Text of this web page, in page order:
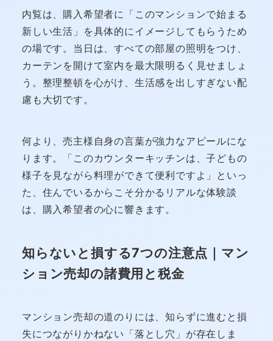
内覧は、購入希望者に「このマンションで始まる
新しい生活」を具体的にイメージしてもらうため
の場です。当日は、すべての部屋の照明をつけ、
カーテンを開けて室内を最大限明るく見せましょ
う。整理整頓を心がけ、生活感を出しすぎない配
慮も大切です。
何より、売主様自身の言葉が強力なアピールにな
ります。「このカウンターキッチンは、子どもの
様子を見ながら料理ができて便利ですよ」といっ
た、住んでいるからこそ分かるリアルな体験談
は、購入希望者の心に響きます。
知らないと損する7つの注意点｜マン
ション売却の諸費用と税金
マンション売却の道のりには、知らずに進むと損
失につながりかねない「落とし穴」が存在しま